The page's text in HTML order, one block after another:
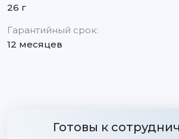
26 г
Гарантийный срок:
12 месяцев
Готовы к